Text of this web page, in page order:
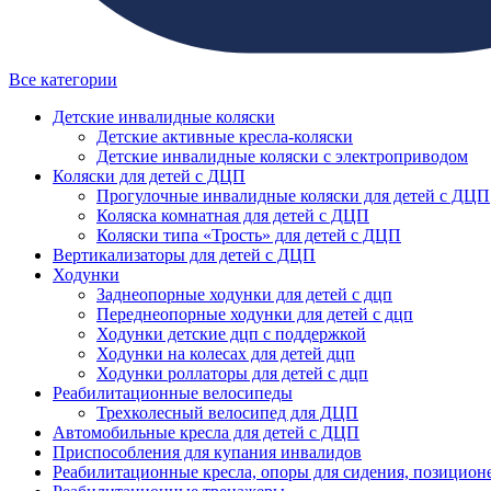
Все категории
Детские инвалидные коляски
Детские активные кресла-коляски
Детские инвалидные коляски с электроприводом
Коляски для детей с ДЦП
Прогулочные инвалидные коляски для детей с ДЦП
Коляска комнатная для детей с ДЦП
Коляски типа «Трость» для детей с ДЦП
Вертикализаторы для детей с ДЦП
Ходунки
Заднеопорные ходунки для детей с дцп
Переднеопорные ходунки для детей с дцп
Ходунки детские дцп с поддержкой
Ходунки на колесах для детей дцп
Ходунки роллаторы для детей с дцп
Реабилитационные велосипеды
Трехколесный велосипед для ДЦП
Автомобильные кресла для детей с ДЦП
Приспособления для купания инвалидов
Реабилитационные кресла, опоры для сидения,